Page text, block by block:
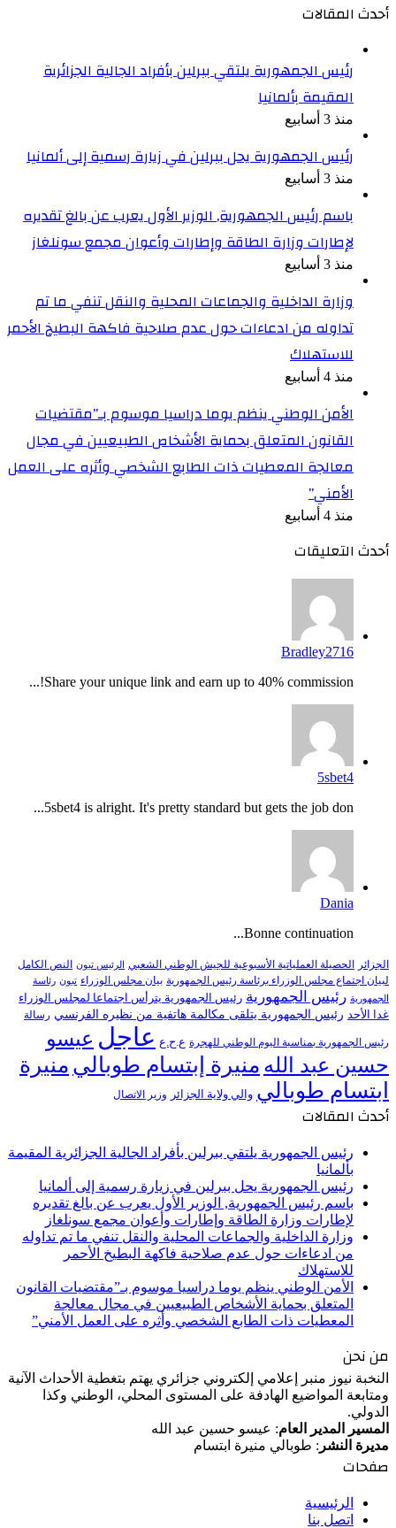
أحدث المقالات
رئيس الجمهورية يلتقي ببرلين بأفراد الجالية الجزائرية
المقيمة بألمانيا
منذ 3 أسابيع
رئيس الجمهورية يحل ببرلين في زيارة رسمية إلى ألمانيا
منذ 3 أسابيع
باسم رئيس الجمهورية, الوزير الأول يعرب عن بالغ تقديره
لإطارات وزارة الطاقة وإطارات وأعوان مجمع سونلغاز
منذ 3 أسابيع
وزارة الداخلية والجماعات المحلية والنقل تنفي ما تم
تداوله من ادعاءات حول عدم صلاحية فاكهة البطيخ الأحمر
للاستهلاك
منذ 4 أسابيع
الأمن الوطني ينظم يوما دراسيا موسوم بـ”مقتضيات
القانون المتعلق بحماية الأشخاص الطبيعيين في مجال
معالجة المعطيات ذات الطابع الشخصي وأثره على العمل
الأمني”
منذ 4 أسابيع
أحدث التعليقات
Bradley2716
Share your unique link and earn up to 40% commission!...
5sbet4
5sbet4 is alright. It's pretty standard but gets the job don...
Dania
Bonne continuation...
الجزائر الحصيلة العملياتية الأسبوعية للجيش الوطني الشعبي الرئيس تبون النص الكامل
لبيان اجتماع مجلس الوزراء برئاسة رئيس الجمهورية بيان مجلس الوزراء تبون رئاسة
الجمهورية رئيس الجمهورية رئيس الجمهورية يترأس اجتماعا لمجلس الوزراء
غدا الأحد رئيس الجمهورية يتلقى مكالمة هاتفية من نظيره الفرنسي رسالة
رئيس الجمهورية بمناسبة اليوم الوطني للهجرة ع.ح.ع عاجل عيسو
حسين عبد الله منيرة إبتسام طوبالي منيرة
ابتسام طوبالي والي ولاية الجزائر وزير الاتصال
أحدث المقالات
رئيس الجمهورية يلتقي ببرلين بأفراد الجالية الجزائرية المقيمة
بألمانيا
رئيس الجمهورية يحل ببرلين في زيارة رسمية إلى ألمانيا
باسم رئيس الجمهورية, الوزير الأول يعرب عن بالغ تقديره
لإطارات وزارة الطاقة وإطارات وأعوان مجمع سونلغاز
وزارة الداخلية والجماعات المحلية والنقل تنفي ما تم تداوله
من ادعاءات حول عدم صلاحية فاكهة البطيخ الأحمر
للاستهلاك
الأمن الوطني ينظم يوما دراسيا موسوم بـ”مقتضيات القانون
المتعلق بحماية الأشخاص الطبيعيين في مجال معالجة
المعطيات ذات الطابع الشخصي وأثره على العمل الأمني”
من نحن
النخبة نيوز منبر إعلامي إلكتروني جزائري يهتم بتغطية الأحداث الآنية
ومتابعة المواضيع الهادفة على المستوى المحلي، الوطني وكذا
الدولي.
المسير المدير العام: عيسو حسين عبد الله
مديرة النشر : طوبالي منيرة ابتسام
صفحات
الرئيسية
اتصل بنا